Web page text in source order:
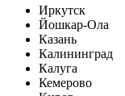
Иркутск
Йошкар-Ола
Казань
Калининград
Калуга
Кемерово